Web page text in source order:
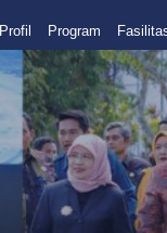
Profil Program